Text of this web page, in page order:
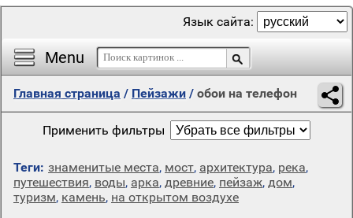
Menu
Язык сайта:
Главная страница / Пейзажи / обои на телефон
Применить фильтры
Теги: знаменитые места, мост, архитектура, река,
путешествия, воды, арка, древние, пейзаж, дом,
туризм, камень, на открытом воздухе